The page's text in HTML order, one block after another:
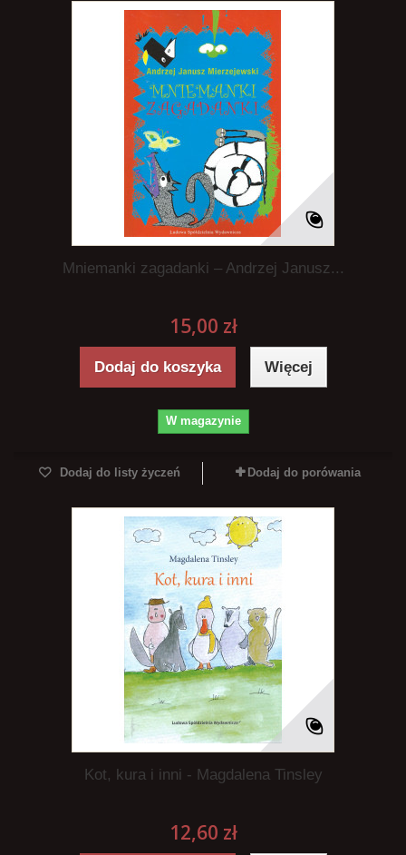
Mniemanki zagadanki – Andrzej Janusz...
15,00 zł
Dodaj do koszyka Więcej
W magazynie
Dodaj do listy życzeń Dodaj do porówania
Kot, kura i inni - Magdalena Tinsley
12,60 zł